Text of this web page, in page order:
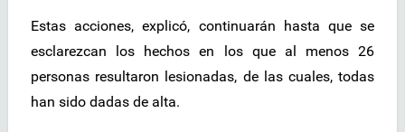
Estas acciones, explicó, continuarán hasta que se
esclarezcan los hechos en los que al menos 26
personas resultaron lesionadas, de las cuales, todas
han sido dadas de alta.